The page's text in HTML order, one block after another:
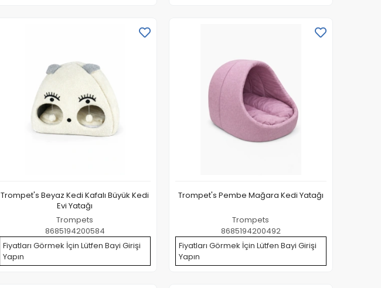
Trompet's Beyaz Kedi Kafalı Büyük Kedi
Evi Yatağı
Trompets
8685194200584
Fiyatları Görmek İçin Lütfen Bayi Girişi
Yapın
Trompet's Pembe Mağara Kedi Yatağı
Trompets
8685194200492
Fiyatları Görmek İçin Lütfen Bayi Girişi
Yapın